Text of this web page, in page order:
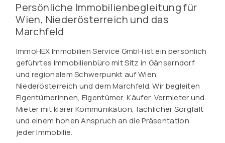
Persönliche Immobilienbegleitung für
Wien, Niederösterreich und das
Marchfeld
ImmoHEX Immobilien Service GmbH ist ein persönlich
geführtes Immobilienbüro mit Sitz in Gänserndorf
und regionalem Schwerpunkt auf Wien,
Niederösterreich und dem Marchfeld. Wir begleiten
Eigentümerinnen, Eigentümer, Käufer, Vermieter und
Mieter mit klarer Kommunikation, fachlicher Sorgfalt
und einem hohen Anspruch an die Präsentation
jeder Immobilie.